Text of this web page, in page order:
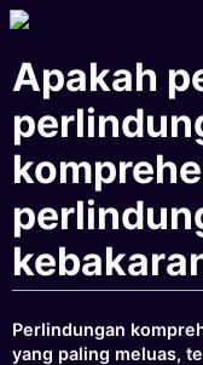
Apakah
Perlindungan
yang paling meluas,